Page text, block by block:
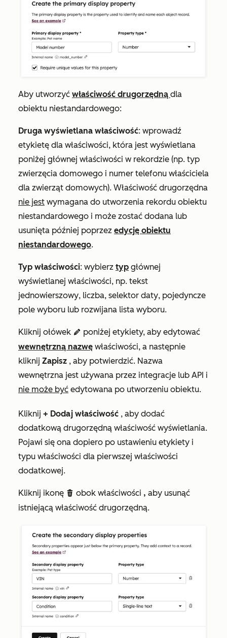
Aby utworzyć właściwość drugorzędną dla
obiektu niestandardowego:
Druga wyświetlana właściwość: wprowadź
etykietę dla właściwości, która jest wyświetlana
poniżej głównej właściwości w rekordzie (np. typ
zwierzęcia domowego i numer telefonu właściciela
dla zwierząt domowych). Właściwość drugorzędna
nie jest wymagana do utworzenia rekordu obiektu
niestandardowego i może zostać dodana lub
usunięta później poprzez edycję obiektu
niestandardowego.
Typ właściwości: wybierz typ głównej
wyświetlanej właściwości, np. tekst
jednowierszowy, liczba, selektor daty, pojedyncze
pole wyboru lub rozwijana lista wyboru.
Kliknij ołówek edit poniżej etykiety, aby edytować
wewnętrzną nazwę właściwości, a następnie
kliknij Zapisz , aby potwierdzić. Nazwa
wewnętrzna jest używana przez integracje lub API i
nie może być edytowana po utworzeniu obiektu.
Kliknij + Dodaj właściwość , aby dodać
dodatkową drugorzędną właściwość wyświetlania.
Pojawi się ona dopiero po ustawieniu etykiety i
typu właściwości dla pierwszej właściwości
dodatkowej.
Kliknij ikonę delete obok właściwości , aby usunąć
istniejącą właściwość drugorzędną.